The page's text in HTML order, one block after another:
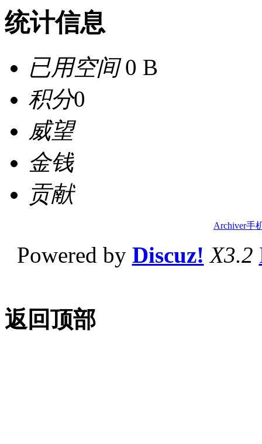
统计信息
已用空间0 B
积分0
威望
金钱
贡献
Archiver手
Powered by Discuz! X3.2
返回顶部